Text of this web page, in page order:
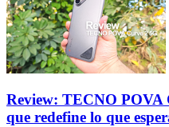
Review: TECNO POVA
que redefine lo que